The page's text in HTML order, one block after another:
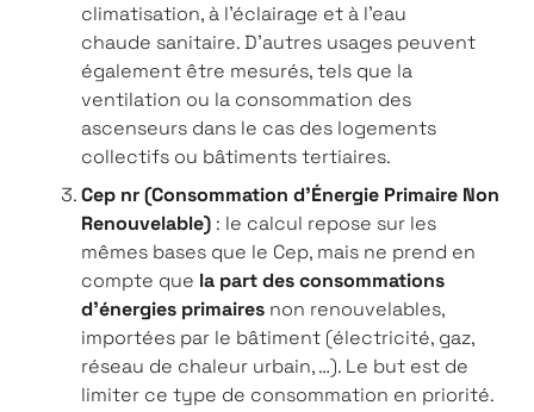
climatisation, à l’éclairage et à l’eau
chaude sanitaire. D’autres usages peuvent
également être mesurés, tels que la
ventilation ou la consommation des
ascenseurs dans le cas des logements
collectifs ou bâtiments tertiaires.
Cep nr (Consommation d’Énergie Primaire Non
Renouvelable) : le calcul repose sur les
mêmes bases que le Cep, mais ne prend en
compte que la part des consommations
d’énergies primaires non renouvelables,
importées par le bâtiment (électricité, gaz,
réseau de chaleur urbain, …). Le but est de
limiter ce type de consommation en priorité.